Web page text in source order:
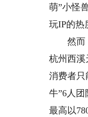
萌”小怪
玩IP的热
然而，
杭州西溪
消费者只
牛”6人
最高以